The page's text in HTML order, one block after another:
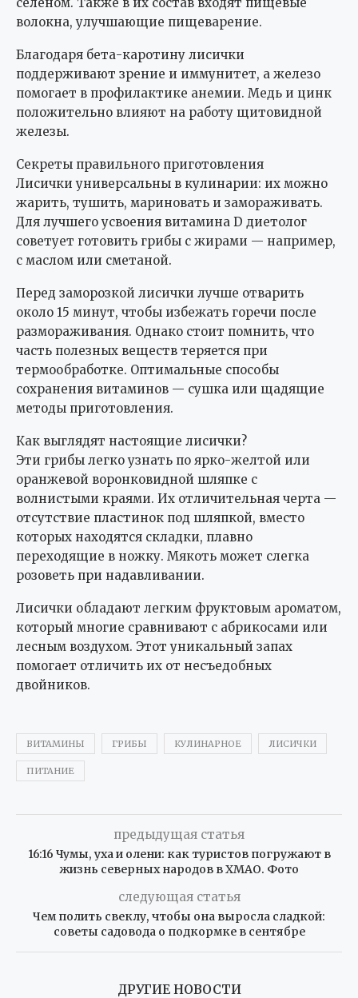
волокна, улучшающие пищеварение.
Благодаря бета-каротину лисички
поддерживают зрение и иммунитет, а железо
помогает в профилактике анемии. Медь и цинк
положительно влияют на работу щитовидной
железы.
Секреты правильного приготовления
Лисички универсальны в кулинарии: их можно
жарить, тушить, мариновать и замораживать.
Для лучшего усвоения витамина D диетолог
советует готовить грибы с жирами — например,
с маслом или сметаной.
Перед заморозкой лисички лучше отварить
около 15 минут, чтобы избежать горечи после
размораживания. Однако стоит помнить, что
часть полезных веществ теряется при
термообработке. Оптимальные способы
сохранения витаминов — сушка или щадящие
методы приготовления.
Как выглядят настоящие лисички?
Эти грибы легко узнать по ярко-желтой или
оранжевой воронковидной шляпке с
волнистыми краями. Их отличительная черта —
отсутствие пластинок под шляпкой, вместо
которых находятся складки, плавно
переходящие в ножку. Мякоть может слегка
розоветь при надавливании.
Лисички обладают легким фруктовым ароматом,
который многие сравнивают с абрикосами или
лесным воздухом. Этот уникальный запах
помогает отличить их от несъедобных
двойников.
ВИТАМИНЫ ГРИБЫ КУЛИНАРНОЕ ЛИСИЧКИ
ПИТАНИЕ
предыдущая статья
16:16 Чумы, уха и олени: как туристов погружают в
жизнь северных народов в ХМАО. Фото
следующая статья
Чем полить свеклу, чтобы она выросла сладкой:
советы садовода о подкормке в сентябре
ДРУГИЕ НОВОСТИ